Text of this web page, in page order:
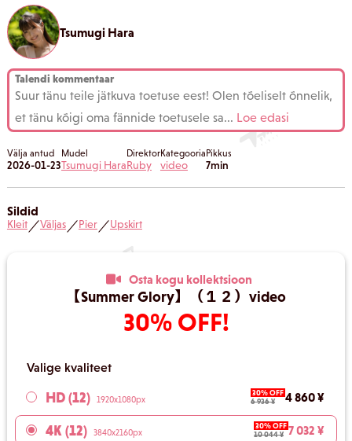
Tsumugi Hara
Talendi kommentaar
Suur tänu teile jätkuva toetuse eest! Olen tõeliselt õnnelik,
et tänu kõigi oma fännide toetusele sa... Loe edasi
Välja antud
2026-01-23
Mudel
Tsumugi Hara
Direktor
Ruby
Kategooria
video
Pikkus
7min
Sildid
Kleit／Väljas／Pier／Upskirt
Osta kogu kollektsioon
【Summer Glory】（１２）video
30% OFF!
Valige kvaliteet
HD (12) 1920x1080px
30% OFF
6 936 ¥
4 860 ¥
4K (12) 3840x2160px
30% OFF
10 044 ¥ 7 032 ¥